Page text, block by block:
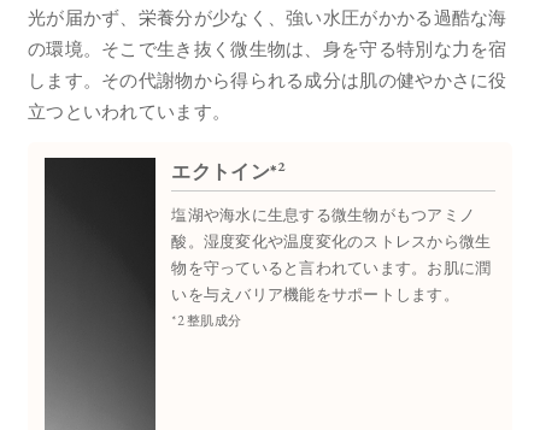
光が届かず、栄養分が少なく、強い水圧がかかる過酷な海
の環境。 そこで生き抜く微生物は、身を守る特別な力を宿
します。 その代謝物から得られる成分は肌の健やかさに役
立つといわれています。
エクトイン*2
塩湖や海水に生息する微生物がもつアミノ
酸。湿度変化や温度変化のストレスから微生
物を守っていると言われています。お肌に潤
いを与えバリア機能をサポートします。
*2 整肌成分